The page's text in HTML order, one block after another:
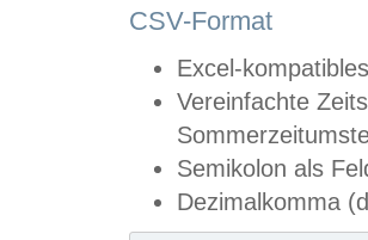
CSV-Format
Excel-
Vereinfachte
Semikolon als
Dezimalkomma